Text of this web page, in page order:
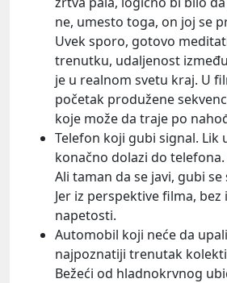
ne, umesto toga, on joj se
Uvek sporo, gotovo
trenutku, udaljenost
je u realnom svetu kraj. U
početak produžene
koje može da traje po
Telefon koji gubi signal. Lik
konačno dolazi do telefona.
Ali taman da se javi, gubi se
Jer iz perspektive filma, bez
napetosti.
Automobil koji neće da
najpoznatiji trenutak
Bežeći od hladnokrvnog